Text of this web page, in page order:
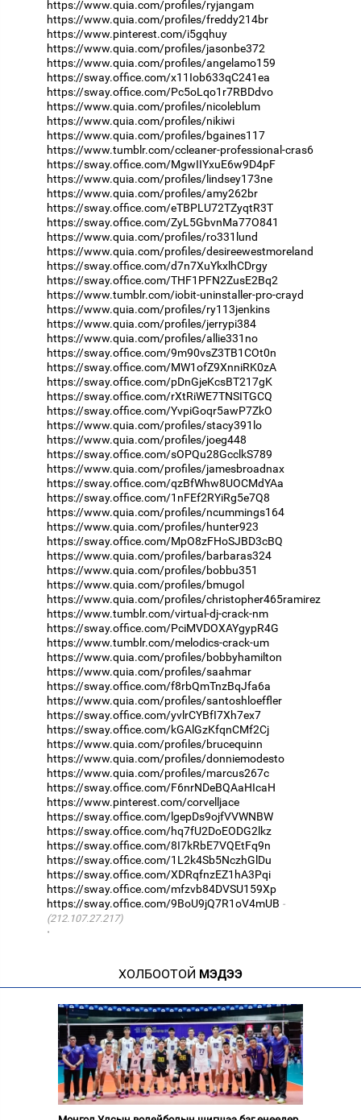
https://www.quia.com/profiles/ryjangam
https://www.quia.com/profiles/freddy214br
https://www.pinterest.com/i5gqhuy
https://www.quia.com/profiles/jasonbe372
https://www.quia.com/profiles/angelamo159
https://sway.office.com/x11Iob633qC241ea
https://sway.office.com/Pc5oLqo1r7RBDdvo
https://www.quia.com/profiles/nicoleblum
https://www.quia.com/profiles/nikiwi
https://www.quia.com/profiles/bgaines117
https://www.tumblr.com/ccleaner-professional-cras6
https://sway.office.com/MgwIIYxuE6w9D4pF
https://www.quia.com/profiles/lindsey173ne
https://www.quia.com/profiles/amy262br
https://sway.office.com/eTBPLU72TZyqtR3T
https://sway.office.com/ZyL5GbvnMa77O841
https://www.quia.com/profiles/ro331lund
https://www.quia.com/profiles/desireewestmoreland
https://sway.office.com/d7n7XuYkxlhCDrgy
https://sway.office.com/THF1PFN2ZusE2Bq2
https://www.tumblr.com/iobit-uninstaller-pro-crayd
https://www.quia.com/profiles/ry113jenkins
https://www.quia.com/profiles/jerrypi384
https://www.quia.com/profiles/allie331no
https://sway.office.com/9m90vsZ3TB1COt0n
https://sway.office.com/MW1ofZ9XnniRK0zA
https://sway.office.com/pDnGjeKcsBT217gK
https://sway.office.com/rXtRiWE7TNSITGCQ
https://sway.office.com/YvpiGoqr5awP7ZkO
https://www.quia.com/profiles/stacy391lo
https://www.quia.com/profiles/joeg448
https://sway.office.com/sOPQu28GcclkS789
https://www.quia.com/profiles/jamesbroadnax
https://sway.office.com/qzBfWhw8UOCMdYAa
https://sway.office.com/1nFEf2RYiRg5e7Q8
https://www.quia.com/profiles/ncummings164
https://www.quia.com/profiles/hunter923
https://sway.office.com/MpO8zFHoSJBD3cBQ
https://www.quia.com/profiles/barbaras324
https://www.quia.com/profiles/bobbu351
https://www.quia.com/profiles/bmugol
https://www.quia.com/profiles/christopher465ramirez
https://www.tumblr.com/virtual-dj-crack-nm
https://sway.office.com/PciMVDOXAYgypR4G
https://www.tumblr.com/melodics-crack-um
https://www.quia.com/profiles/bobbyhamilton
https://www.quia.com/profiles/saahmar
https://sway.office.com/f8rbQmTnzBqJfa6a
https://www.quia.com/profiles/santoshloeffler
https://sway.office.com/yvlrCYBfI7Xh7ex7
https://sway.office.com/kGAlGzKfqnCMf2Cj
https://www.quia.com/profiles/brucequinn
https://www.quia.com/profiles/donniemodesto
https://www.quia.com/profiles/marcus267c
https://sway.office.com/F6nrNDeBQAaHIcaH
https://www.pinterest.com/corvelljace
https://sway.office.com/lgepDs9ojfVVWNBW
https://sway.office.com/hq7fU2DoEODG2lkz
https://sway.office.com/8I7kRbE7VQEtFq9n
https://sway.office.com/1L2k4Sb5NczhGlDu
https://sway.office.com/XDRqfnzEZ1hA3Pqi
https://sway.office.com/mfzvb84DVSU159Xp
https://sway.office.com/9BoU9jQ7R1oV4mUB
(212.107.27.217)
·
ХОЛБООТОЙ МЭДЭЭ